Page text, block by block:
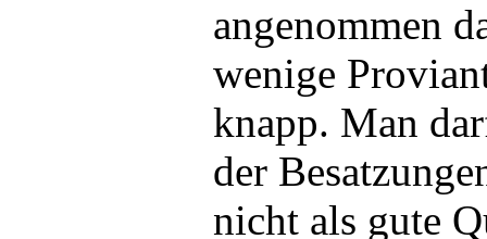
angenommen
wenige
knapp. Man
der
nicht als gute